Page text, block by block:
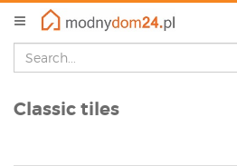
Classic tiles